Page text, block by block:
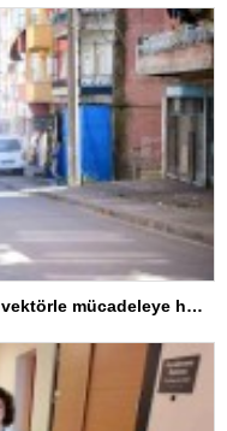
Çayırova’da daha rahat bir yaz için vektörle mücadeleye hız verildi